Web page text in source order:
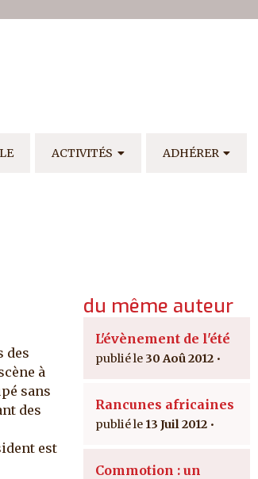
ACTIVITÉS ADHÉRER
des
à
sans
des
est
du même auteur
L'évènement de l'été
30 Aoû 2012
Rancunes africaines
13 Juil 2012
Commotion : un